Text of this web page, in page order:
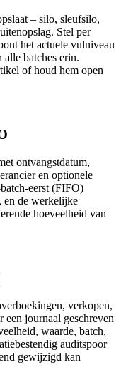
– silo, sleufsilo,
Stel per
het actuele vulniveau
alle batches erin.
of houd hem open
ontvangstdatum,
en optionele
eerst (FIFO)
en de werkelijke
hoeveelheid van
verkopen,
journaal geschreven
waarde, batch,
auditspoor
gewijzigd kan